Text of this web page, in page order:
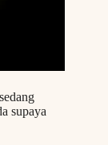
supaya